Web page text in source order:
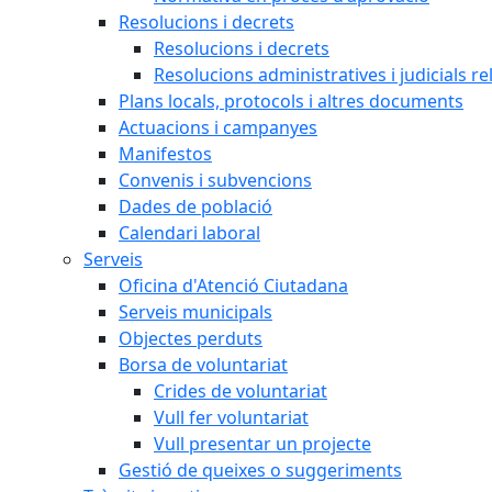
Resolucions i decrets
Resolucions i decrets
Resolucions administratives i judicials
Plans locals, protocols i altres documents
Actuacions i campanyes
Manifestos
Convenis i subvencions
Dades de població
Calendari laboral
Serveis
Oficina d'Atenció Ciutadana
Serveis municipals
Objectes perduts
Borsa de voluntariat
Crides de voluntariat
Vull fer voluntariat
Vull presentar un projecte
Gestió de queixes o suggeriments